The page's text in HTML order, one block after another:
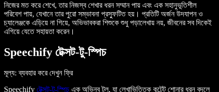
নিজের মত করে শেখে, তার নিজস্ব শেখার ধরন সম্মান পায় এবং এক সহানুভূতিশীল
পরিবেশ পায়, যেখানে তার পুরো সম্ভাবনা প্রস্ফুটিত হয়। প্রতিটি অর্জন উদযাপন ও
চ্যালেঞ্জকে এড়িয়ে না গিয়ে, অভিভাবকরা শিশুকে শুধু পড়ালেখায় নয়, জীবনের সব দিকেই
এগিয়ে যেতে সহায়তা করেন।
Speechify টেক্সট-টু-স্পিচ
মূল্য: ব্যবহার করে দেখুন ফ্রি
Speechify টেক্সট-টু-স্পিচ এক অভিনব টুল, যা লেখাভিত্তিক কন্টেন্ট শোনার ধরন বদলে